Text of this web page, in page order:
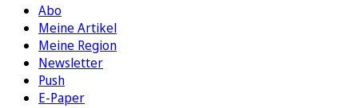
Abo
Meine Artikel
Meine Region
Newsletter
Push
E-Paper